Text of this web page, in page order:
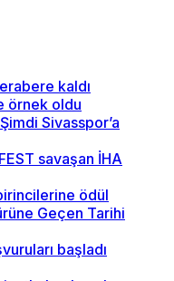
kaldı
örnek oldu
Sivasspor’a
savaşan İHA
ödül
Geçen Tarihi
başladı